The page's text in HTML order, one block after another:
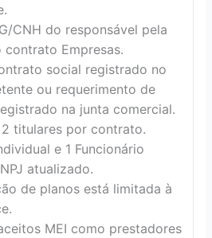
CNH do responsável pela
contrato Empresas.
social registrado no
ou requerimento de
na junta comercial.
titulares por contrato.
e 1 Funcionário
atualizado.
de planos está limitada à
MEI como prestadores